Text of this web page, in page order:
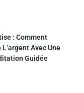
: Comment
Avec Une
Guidée